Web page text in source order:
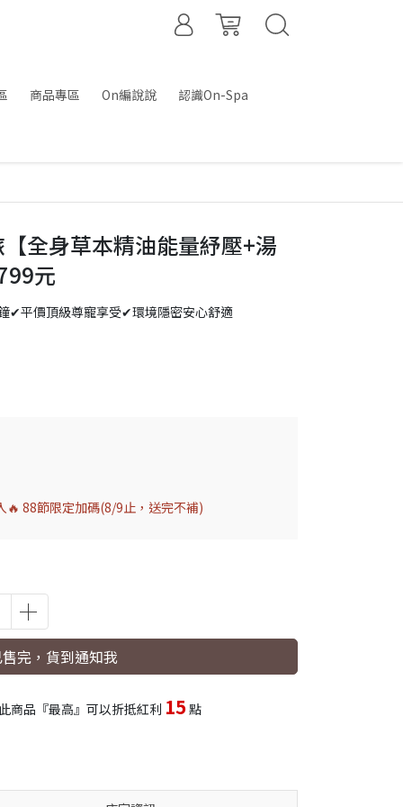
商品專區 On編說說 認識On-Spa
全身草本精油能量紓壓+湯
元
✔平價頂級尊寵享受✔環境隱密安心舒適
🔥 88節限定加碼(8/9止，送完不補)
完，貨到通知我
商品『最高』可以折抵紅利 15點